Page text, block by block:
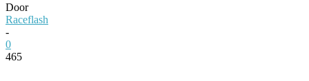
Door
Raceflash
-
0
465